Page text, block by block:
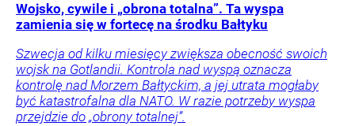
Wojsko, cywile i „obrona totalna”. Ta wyspa
zamienia się w fortecę na środku Bałtyku
Szwecja od kilku miesięcy zwiększa obecność swoich
wojsk na Gotlandii. Kontrola nad wyspą oznacza
kontrolę nad Morzem Bałtyckim, a jej utrata mogłaby
być katastrofalna dla NATO. W razie potrzeby wyspa
przejdzie do „obrony totalnej”.